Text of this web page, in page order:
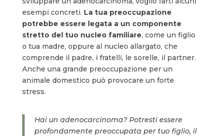
esempi concreti. La tua preoccupazione
potrebbe essere legata a un componente
stretto del tuo nucleo familiare, come un figlio
o tua madre, oppure al nucleo allargato, che
comprende il padre, i fratelli, le sorelle, il partner.
Anche una grande preoccupazione per un
animale domestico può provocare un forte
stress.
Hai un adenocarcinoma? Potresti essere
profondamente preoccupata per tuo figlio, il